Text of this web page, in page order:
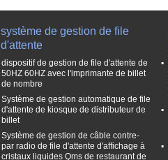
système de gestion de file
d'attente
dispositif de gestion de file d'attente de
50HZ 60HZ avec l'imprimante de billet
de nombre
Système de gestion automatique de file
d'attente de kiosque de distributeur de
billet
Système de gestion de câble contre-
par radio de file d'attente d'affichage à
cristaux liquides Qms de restaurant de